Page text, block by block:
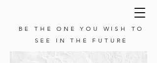
BE THE ONE YOU WISH TO
SEE IN THE FUTURE